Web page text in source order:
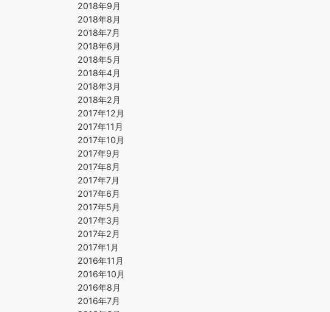
2018年9月
2018年8月
2018年7月
2018年6月
2018年5月
2018年4月
2018年3月
2018年2月
2017年12月
2017年11月
2017年10月
2017年9月
2017年8月
2017年7月
2017年6月
2017年5月
2017年3月
2017年2月
2017年1月
2016年11月
2016年10月
2016年8月
2016年7月